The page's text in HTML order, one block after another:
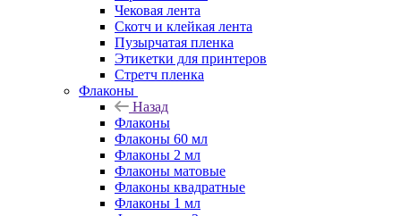
Чековая лента
Скотч и клейкая лента
Пузырчатая пленка
Этикетки для принтеров
Стретч пленка
Флаконы
Назад
Флаконы
Флаконы 60 мл
Флаконы 2 мл
Флаконы матовые
Флаконы квадратные
Флаконы 1 мл